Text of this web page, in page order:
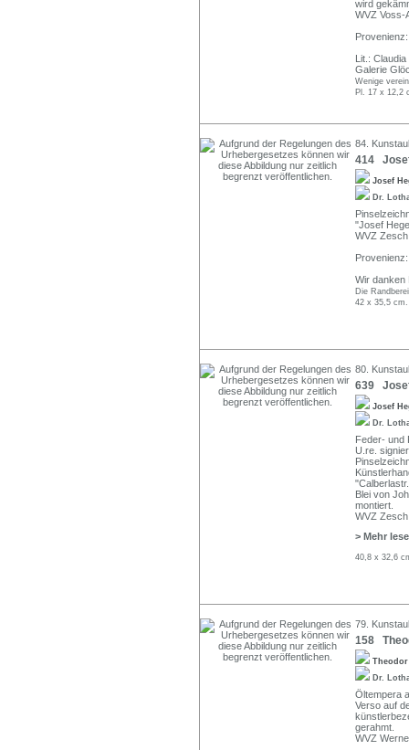
wird
WVZ Voss-
Lit.:
Galerie
Wenige
Pl. 17 x 12,2
84.
414
Josef
Dr.
"Josef
WVZ
Wir danken
Die
42 x 35,5 cm.
80.
639
Josef
Dr.
Feder- und
U.re.
Blei von
montiert.
WVZ
> Mehr
40,8 x 32,6
79.
158
Dr.
Öltempera
Verso auf
gerahmt.
WVZ